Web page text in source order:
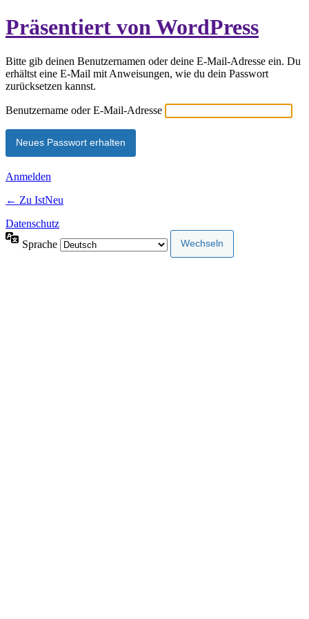
Präsentiert von WordPress
Bitte gib deinen Benutzernamen oder deine E-Mail-Adresse ein. Du
erhältst eine E-Mail mit Anweisungen, wie du dein Passwort
zurücksetzen kannst.
Benutzername oder E-Mail-Adresse
Anmelden
← Zu IstNeu
Datenschutz
Sprache